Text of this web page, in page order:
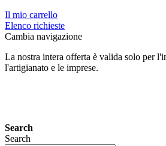
Il mio carrello
Elenco richieste
Cambia navigazione
La nostra intera offerta è valida solo per
l'artigianato e le imprese.
Search
Search